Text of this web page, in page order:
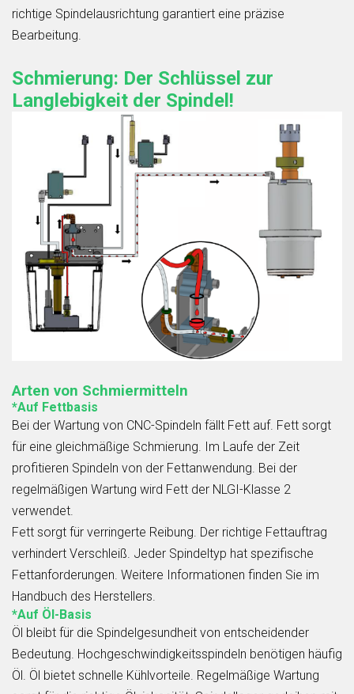
richtige Spindelausrichtung garantiert eine präzise
Bearbeitung.
Schmierung: Der Schlüssel zur
Langlebigkeit der Spindel!
Arten von Schmiermitteln
*Auf Fettbasis
Bei der Wartung von CNC-Spindeln fällt Fett auf. Fett sorgt
für eine gleichmäßige Schmierung. Im Laufe der Zeit
profitieren Spindeln von der Fettanwendung. Bei der
regelmäßigen Wartung wird Fett der NLGI-Klasse 2
verwendet.
Fett sorgt für verringerte Reibung. Der richtige Fettauftrag
verhindert Verschleiß. Jeder Spindeltyp hat spezifische
Fettanforderungen. Weitere Informationen finden Sie im
Handbuch des Herstellers.
*Auf Öl-Basis
Öl bleibt für die Spindelgesundheit von entscheidender
Bedeutung. Hochgeschwindigkeitsspindeln benötigen häufig
Öl. Öl bietet schnelle Kühlvorteile. Regelmäßige Wartung